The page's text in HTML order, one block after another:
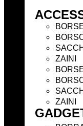
ZAINI
ZAINI